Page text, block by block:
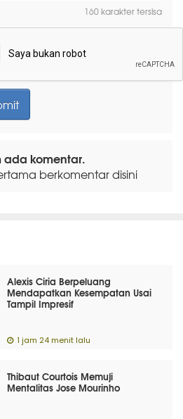
160 karakter tersisa
ada komentar.
berkomentar disini
Alexis Ciria Berpeluang
Mendapatkan Kesempatan Usai
Tampil Impresif
1 jam 24 menit lalu
Thibaut Courtois Memuji
Mentalitas Jose Mourinho